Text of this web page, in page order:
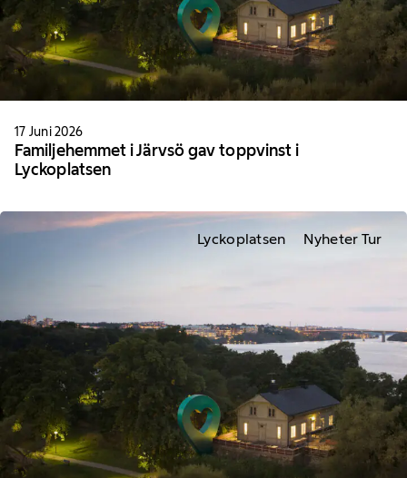
17 Juni 2026
Familjehemmet i Järvsö gav toppvinst i
Lyckoplatsen
Lyckoplatsen Nyheter Tur